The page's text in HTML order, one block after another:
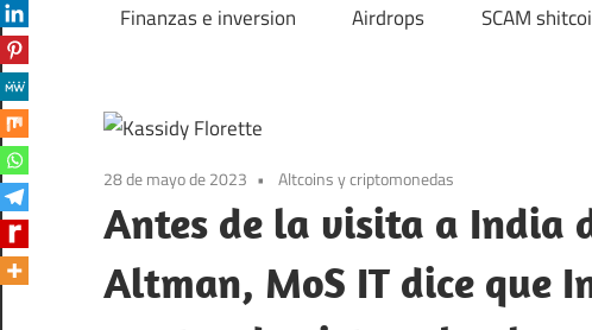
Finanzas e inversion Airdrops SCAM
28 de mayo de 2023 Altcoins y criptomonedas
Antes de la visita a India
Altman, MoS IT dice que